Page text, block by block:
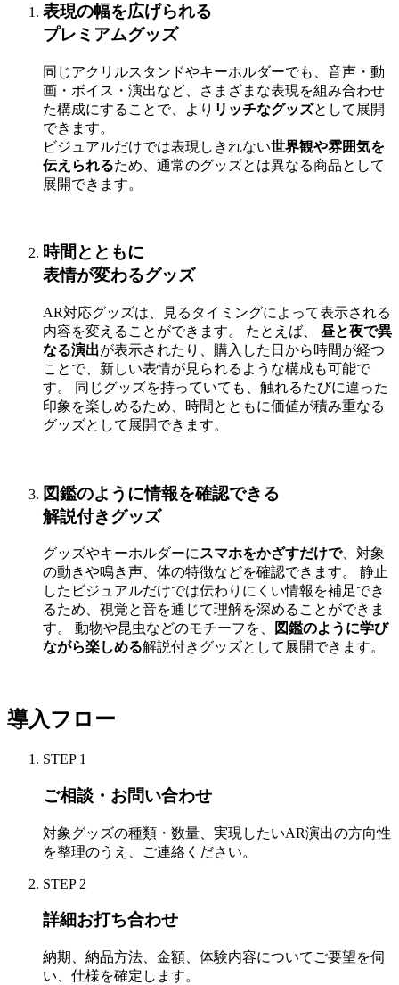
表現の幅を広げられる
プレミアムグッズ
同じアクリルスタンドやキーホルダーでも、音声・動
画・ボイス・演出など、さまざまな表現を組み合わせ
た構成にすることで、より リッチなグッズとして展開
できます。
ビジュアルだけでは表現しきれない世界観や雰囲気を
伝えられるため、通常のグッズとは異なる商品として
展開できます。
時間とともに
表情が変わるグッズ
AR対応グッズは、見るタイミングによって表示される
内容を変えることができます。 たとえば、 昼と夜で異
なる演出が表示されたり、購入した日から時間が経つ
ことで、新しい表情が見られるような構成も可能で
す。 同じグッズを持っていても、触れるたびに違った
印象を楽しめるため、時間とともに価値が積み重なる
グッズとして展開できます。
図鑑のように情報を確認できる
解説付きグッズ
グッズやキーホルダーにスマホをかざすだけで、対象
の動きや鳴き声、体の特徴などを確認できます。 静止
したビジュアルだけでは伝わりにくい情報を補足でき
るため、視覚と音を通じて理解を深めることができま
す。 動物や昆虫などのモチーフを、
図鑑のように学び
ながら楽しめる解説付きグッズとして展開できます。
導入フロー
STEP 1
ご相談・お問い合わせ
対象グッズの種類・数量、実現したいAR演出の方向性
を整理のうえ、ご連絡ください。
STEP 2
詳細お打ち合わせ
納期、納品方法、金額、体験内容についてご要望を伺
い、仕様を確定します。